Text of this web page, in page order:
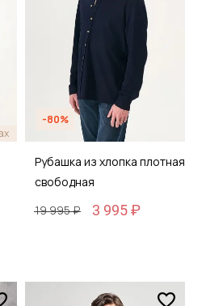
-80%
Рубашка из хлопка плотная
свободная
19 995 ₽
3 995 ₽